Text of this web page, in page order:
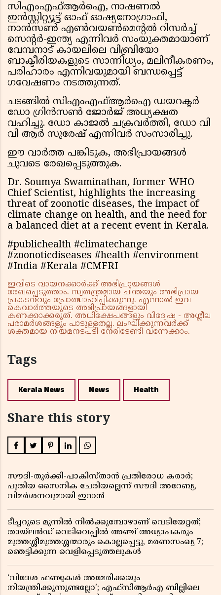
സിഎംഎഫ്ആര്‍ഐ, നാഷണല്‍
ഇന്‍സ്റ്റിറ്റ്യൂട്ട് ഓഫ് ഓഷ്യനോഗ്രാഫി,
നാന്‍സണ്‍ എണ്‍വയണ്‍മെന്റല്‍ റിസര്‍ച്ച്
സെന്റര്‍-ഇന്ത്യ എന്നിവര്‍ സംയുക്തമായാണ്
വേമ്പനാട് കായലിലെ വിബ്രിയോ
ബാക്ടീരിയകളുടെ സാന്നിധ്യം, മലിനീകരണം,
പരിഹാരം എന്നിവയുമായി ബന്ധപ്പെട്ട്
ഗവേഷണം നടത്തുന്നത്.
ചടങ്ങില്‍ സിഎംഎഫ്ആര്‍ഐ ഡയറക്ടര്‍
ഡോ ഗ്രിന്‍സണ്‍ ജോര്‍ജ് അധ്യക്ഷത
വഹിച്ചു. ഡോ കാജല്‍ ചക്രവര്‍ത്തി, ഡോ വി
വി ആര്‍ സുരേഷ് എന്നിവര്‍ സംസാരിച്ചു.
ഈ വാർത്ത പങ്കിടുക, അഭിപ്രായങ്ങള്‍
ചുവടെ രേഖപ്പെടുത്തുക.
Dr. Soumya Swaminathan, former WHO
Chief Scientist, highlights the increasing
threat of zoonotic diseases, the impact of
climate change on health, and the need for
a balanced diet at a recent event in Kerala.
#publichealth #climatechange
#zoonoticdiseases #health #environment
#India #Kerala #CMFRI
ഇവിടെ വായനക്കാർക്ക് അഭിപ്രായങ്ങൾ
രേഖപ്പെടുത്താം. സ്വതന്ത്രമായ ചിന്തയും അഭിപ്രായ
പ്രകടനവും പ്രോത്സാഹിപ്പിക്കുന്നു. എന്നാൽ ഇവ
കെവാർത്തയുടെ അഭിപ്രായങ്ങളായി
കണക്കാക്കരുത്. അധിക്ഷേപങ്ങളും വിദ്വേഷ - അശ്ലീല
പരാമർശങ്ങളും പാടുള്ളതല്ല. ലംഘിക്കുന്നവർക്ക്
ശക്തമായ നിയമനടപടി നേരിടേണ്ടി വന്നേക്കാം.
Tags
Kerala News News Health
Share this story
സൗദി-തുർക്കി-പാകിസ്താൻ പ്രതിരോധ കരാർ;
പുതിയ സൈനിക ചേരിയല്ലെന്ന് സൗദി അറേബ്യ,
വിമർശനവുമായി ഇറാൻ
ടീച്ചറുടെ മുന്നിൽ നിൽക്കുമ്പോഴാണ് വെടിയേറ്റത്;
തായ്‌ലൻഡ് വെടിവെപ്പിൽ അഞ്ച് അധ്യാപകരും
മുത്തശ്ശീമുത്തശ്ശന്മാരും കൊല്ലപ്പെട്ടു, മരണസംഖ്യ 7;
ഞെട്ടിക്കുന്ന വെളിപ്പെടുത്തലുകൾ
‘വിദേശ ഫണ്ടുകൾ അമേരിക്കയും
നിയന്ത്രിക്കുന്നുണ്ടല്ലോ’; എഫ്സിആർഎ ബില്ലിലെ